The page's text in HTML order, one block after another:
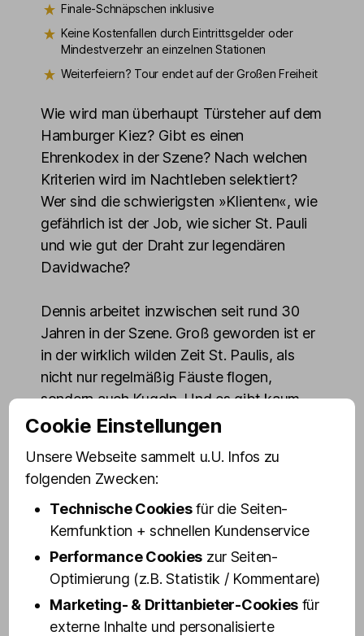
Finale-Schnäpschen inklusive
Keine Kostenfallen durch Eintrittsgelder oder
Mindestverzehr an einzelnen Stationen
Weiterfeiern? Tour endet auf der Großen Freiheit
Wie wird man überhaupt Türsteher auf dem
Hamburger Kiez? Gibt es einen
Ehrenkodex in der Szene? Nach welchen
Kriterien wird im Nachtleben selektiert?
Wer sind die schwierigsten »Klienten«, wie
gefährlich ist der Job, wie sicher St. Pauli
und wie gut der Draht zur legendären
Davidwache?
Dennis arbeitet inzwischen seit rund 30
Jahren in der Szene. Groß geworden ist er
in der wirklich wilden Zeit St. Paulis, als
nicht nur regelmäßig Fäuste flogen,
sondern auch Kugeln. Und es gibt kaum
einen Laden rund um die Reeperbahn, mit
Erfahrungen gemacht hat. Zudem ist
Dennis auch ein echtes Urgestein der
Olivia Jones Familie: Seit 2008 gehört er
dazu, also genau seit dem Jahr, in der
Olivia Jones in der Großen Freiheit ihre
erste Bar eröffnete und damit den
Grundstein für ein kleines Kiez Imperium
legte.
Cookie Einstellungen
Unsere Webseite sammelt u.U. Infos zu
folgenden Zwecken:
Technische Cookiesfür die Seiten-
Kernfunktion + schnellen Kundenservice
Performance Cookies zur Seiten-
Optimierung (z.B. Statistik / Kommentare)
Marketing- & Drittanbieter-Cookies für
externe Inhalte und personalisierte